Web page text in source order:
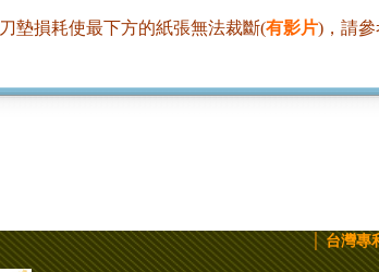
刀墊損耗使最下方的紙張無法裁斷(有影片)，請參
│台灣專